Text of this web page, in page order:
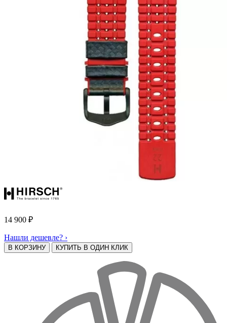
14 900 ₽
Нашли дешевле? ›
В КОРЗИНУ КУПИТЬ В ОДИН КЛИК